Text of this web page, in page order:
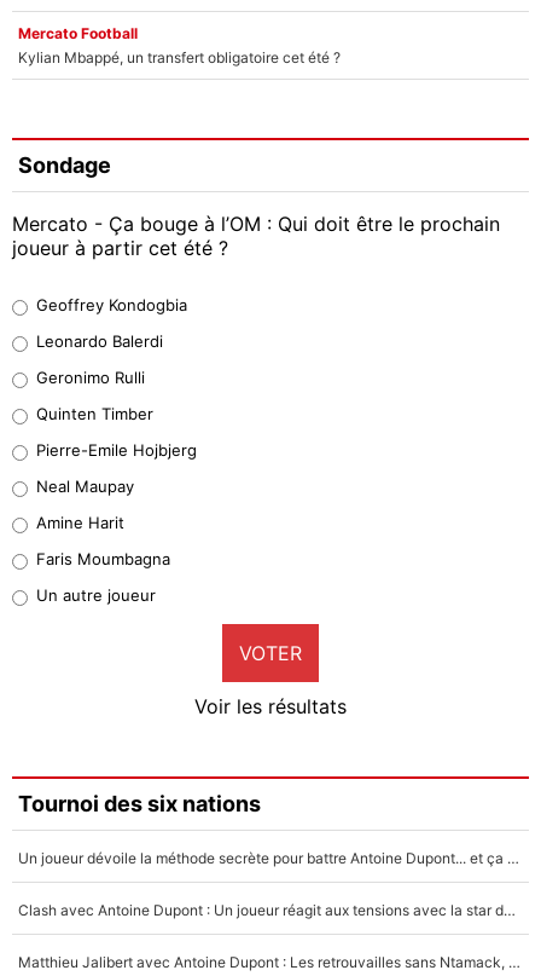
Mercato Football
Kylian Mbappé, un transfert obligatoire cet été ?
Sondage
Mercato - Ça bouge à l’OM : Qui doit être le prochain
joueur à partir cet été ?
38%
32%
5%
1%
9%
Faris Moumbagna
4%
Un autre joueur
5%
Geoffrey Kondogbia
Leonardo Balerdi
Geronimo Rulli
Quinten Timber
Pierre-Emile Hojbjerg
Neal Maupay
Amine Harit
Faris Moumbagna
Un autre joueur
VOTER
Voir les résultats
Tournoi des six nations
Un joueur dévoile la méthode secrète pour battre Antoine Dupont... et ça marche !
Clash avec Antoine Dupont : Un joueur réagit aux tensions avec la star du XV de France !
Matthieu Jalibert avec Antoine Dupont : Les retrouvailles sans Ntamack, «il y a eu des discussions»